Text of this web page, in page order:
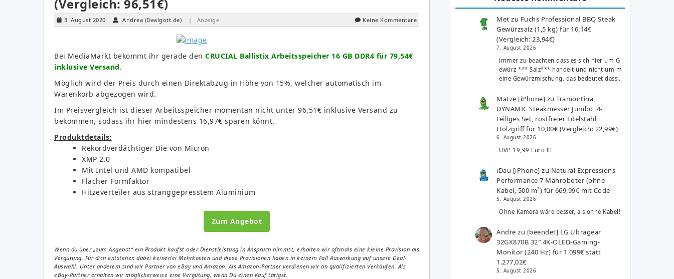
(Vergleich: 96,51€)
3. August 2020 Andrea (Dealgott.de) | Anzeige Keine Kommentare
Bei MediaMarkt bekommt ihr gerade den CRUCIAL Ballistix Arbeitsspeicher 16 GB DDR4 für 79,54€
inklusive Versand.
Möglich wird der Preis durch einen Direktabzug in Höhe von 15%, welcher automatisch im
Warenkorb abgezogen wird.
Im Preisvergleich ist dieser Arbeitsspeicher momentan nicht unter 96,51€ inklusive Versand zu
bekommen, sodass ihr hier mindestens 16,97€ sparen könnt.
Produktdetails:
Rekordverdächtiger Die von Micron
XMP 2.0
Mit Intel und AMD kompatibel
Flacher Formfaktor
Hitzeverteiler aus stranggepresstem Aluminium
Zum Angebot
Wenn du über „zum Angebot“ ein Produkt kaufst oder Dienstleistung in Anspruch nimmst, erhalten wir oftmals eine kleine Provision als
Vergütung. Für dich entstehen dabei keinerlei Mehrkosten und diese Provisionen haben in keinem Fall Auswirkung auf unsere Deal-
Auswahl. Unter anderem sind wir Partner von eBay und Amazon. Als Amazon-Partner verdienen wir an qualifizierten Verkäufen. Als
eBay-Partner erhalten wir möglicherweise eine Vergütung, wenn Du einen Kauf tätigst.
Met zu Fuchs Professional BBQ Steak
Gewürzsalz (1,5 kg) für 16,14€
(Vergleich: 23,94€)
7. August 2026
immer zu beachten dass es sich hier um G
ewürz *** Salz*** handelt und nicht um m
eine Gewürzmischung. das bedeutet dass…
Matze [iPhone] zuTramontina
DYNAMIC Steakmesser Jumbo, 4-
teiliges Set, rostfreier Edelstahl,
Holzgriff für 10,00€ (Vergleich: 22,99€)
6. August 2026
UVP 19,99 Euro !!!
iDau [iPhone] zu Natural Expressions
Performance 7 Mähroboter (ohne
Kabel, 500 m²) für 669,99€ mit Code
5. August 2026
Ohne Kamera wäre besser, als ohne Kabel!
Andre zu [beendet] LG Ultragear
32GX870B 32″ 4K-OLED-Gaming-
Monitor (240 Hz) für 1.099€ statt
1.277,02€
5. August 2026